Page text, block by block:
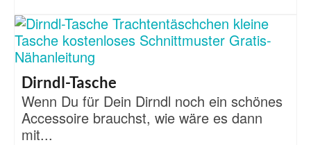
Dirndl-Tasche
Wenn Du für Dein Dirndl noch ein schönes
Accessoire brauchst, wie wäre es dann
mit...